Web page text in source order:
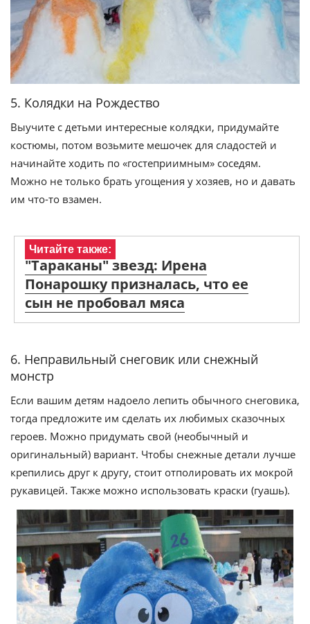
5. Колядки на Рождество
Выучите с детьми интересные колядки, придумайте
костюмы, потом возьмите мешочек для сладостей и
начинайте ходить по «гостеприимным» соседям.
Можно не только брать угощения у хозяев, но и давать
им что-то взамен.
Читайте также:
"Тараканы" звезд: Ирена
Понарошку призналась, что ее
сын не пробовал мяса
6. Неправильный снеговик или снежный
монстр
Если вашим детям надоело лепить обычного снеговика,
тогда предложите им сделать их любимых сказочных
героев. Можно придумать свой (необычный и
оригинальный) вариант. Чтобы снежные детали лучше
крепились друг к другу, стоит отполировать их мокрой
рукавицей. Также можно использовать краски (гуашь).